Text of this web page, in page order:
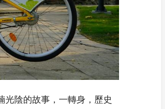
陰的故事，一轉身，歷史